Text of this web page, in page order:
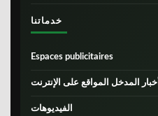
خدماتنا
Espaces publicitaires
أخبار المدخل المواقع على الإنترنت
الفيديوهات